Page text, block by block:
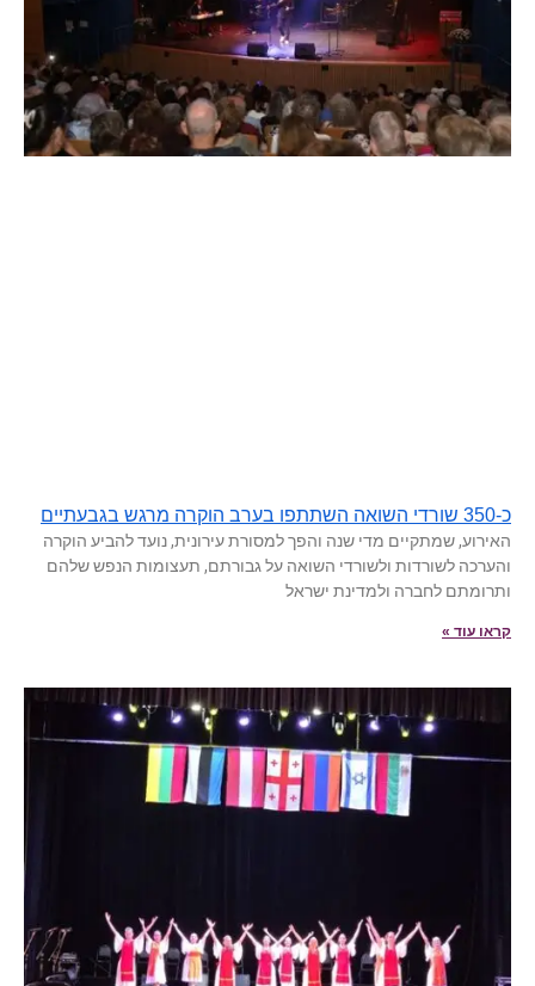
כ-350 שורדי השואה השתתפו בערב הוקרה מרגש בגבעתיים
האירוע, שמתקיים מדי שנה והפך למסורת עירונית, נועד להביע הוקרה
והערכה לשורדות ולשורדי השואה על גבורתם, תעצומות הנפש שלהם
ותרומתם לחברה ולמדינת ישראל
קראו עוד »